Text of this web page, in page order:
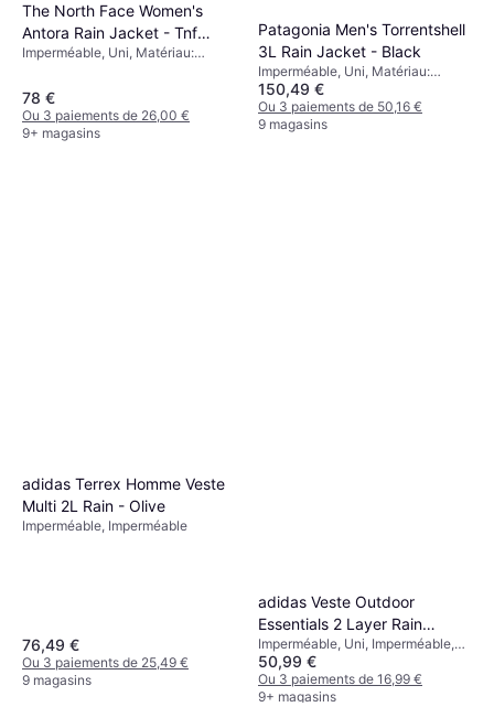
The North Face Women's
Antora Rain Jacket - Tnf
Black
Imperméable, Uni, Matériau:
Capuche, Coupe-vent,
Imperméable
78 €
Ou 3 paiements de 26,00 €
9+ magasins
Patagonia Men's Torrentshell
3L Rain Jacket - Black
Imperméable, Uni, Matériau:
Polycarbonate, Nylon, Déperlant,
Capuche, Doublé, Respirant,
Durable, Poches
150,49 €
Ou 3 paiements de 50,16 €
9 magasins
adidas Terrex Homme Veste
Multi 2L Rain - Olive
Imperméable, Imperméable
76,49 €
Ou 3 paiements de 25,49 €
9 magasins
adidas Veste Outdoor
Essentials 2 Layer Rain
Jacket - Black
Imperméable, Uni, Imperméable,
Capuche, Poches
50,99 €
Ou 3 paiements de 16,99 €
9+ magasins